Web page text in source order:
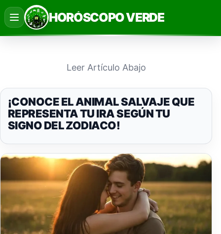
Saltar
al
contenido
HORÓSCOPO VERDE
Leer Artículo Abajo
¡CONOCE EL ANIMAL SALVAJE QUE
REPRESENTA TU IRA SEGÚN TU
SIGNO DEL ZODIACO!